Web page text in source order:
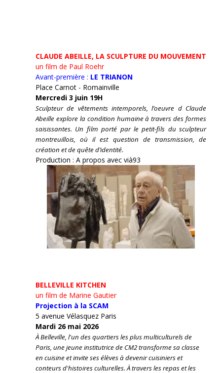
CLAUDE ABEILLE, LA SCULPTURE DU MOUVEMENT
un film de Paul Roehr
Avant-première : LE TRIANON
Place Carnot - Romainville
Mercredi 3 juin 19H
Sculpteur de vêtements intemporels, l’oeuvre d Claude
Abeille explore la condition humaine à travers des formes
saisissantes. Un film porté par le petit-fils du sculpteur
montreuillois, où il est question de transmission, de
création et de quête d’identité.
Production : A propos avec vià93
BELLEVILLE KITCHEN
un film de Marine Gautier
Projection à la SCAM
5 avenue Vélasquez Paris
Mardi 26 mai 2026
À Belleville, l'un des quartiers les plus multiculturels de
Paris, une jeune institutrice de CM2 transforme sa classe
en cuisine et invite ses élèves à devenir cuisiniers et
conteurs d'histoires culturelles. À travers les repas et les